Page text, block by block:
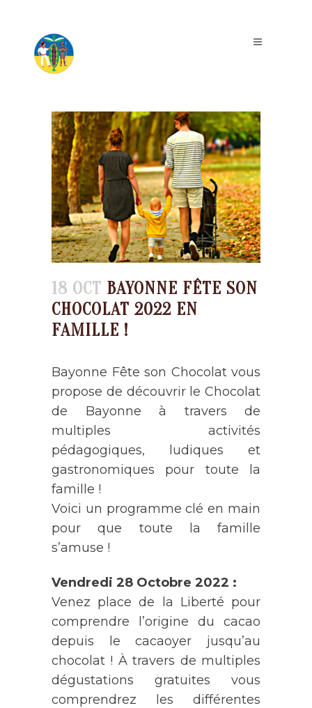
18 OCT BAYONNE FÊTE SON
CHOCOLAT 2022 EN
FAMILLE !
Bayonne Fête son Chocolat vous
propose de découvrir le Chocolat
de Bayonne à travers de
multiples activités
pédagogiques, ludiques et
gastronomiques pour toute la
famille !
Voici un programme clé en main
pour que toute la famille
s’amuse !
Vendredi 28 Octobre 2022 :
Venez place de la Liberté pour
comprendre l’origine du cacao
depuis le cacaoyer jusqu’au
chocolat ! À travers de multiples
dégustations gratuites vous
comprendrez les différentes